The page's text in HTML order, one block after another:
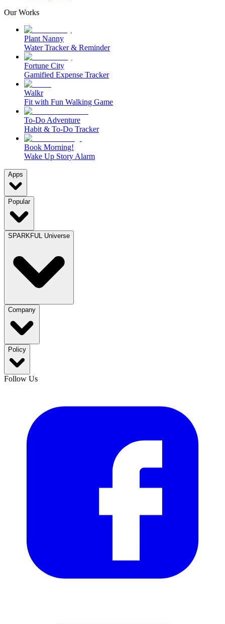
Our Works
Plant Nanny
Water Tracker & Reminder
Fortune City
Gamified Expense Tracker
Walkr
Fit with Fun Walking Game
To-Do Adventure
Habit & To-Do Tracker
Book Morning!
Wake Up Story Alarm
Apps
Popular
SPARKFUL Universe
Company
Policy
Follow Us